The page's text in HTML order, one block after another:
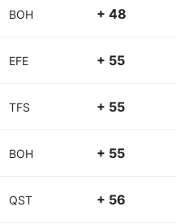
BOH + 48
EFE + 55
TFS + 55
BOH + 55
QST + 56